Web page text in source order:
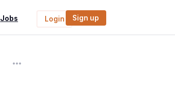
Jobs Login Sign up